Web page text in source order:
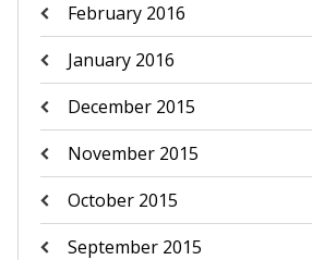
February 2016
January 2016
December 2015
November 2015
October 2015
September 2015